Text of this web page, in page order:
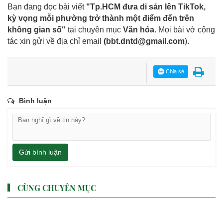
Bạn đang đọc bài viết "Tp.HCM đưa di sản lên TikTok,
kỳ vọng mỗi phường trở thành một điểm đến trên
không gian số" tại chuyên mục Văn hóa. Mọi bài vở cộng
tác xin gửi về địa chỉ email (bbt.dntd@gmail.com).
Chia sẻ
Bình luận
Gửi bình luận
CÙNG CHUYÊN MỤC